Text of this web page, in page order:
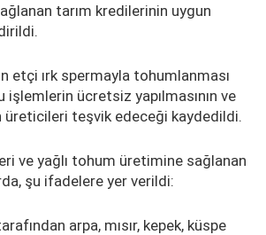
tarım kredilerinin uygun
etçi ırk spermayla tohumlanması
ücretsiz yapılmasının ve
üreticileri teşvik edeceği kaydedildi.
ve yağlı tohum üretimine sağlanan
şu ifadelere yer verildi:
arpa, mısır, kepek, küspe